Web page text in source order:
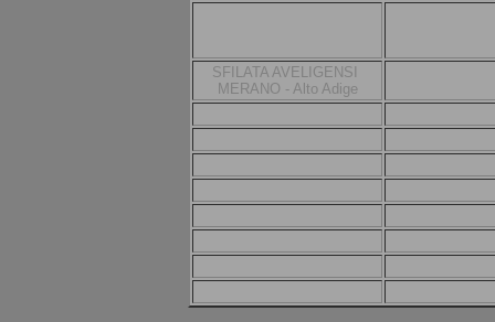
SFILATA AVELIGENSI
MERANO - Alto Adige